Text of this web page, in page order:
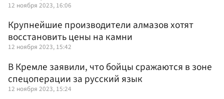
12 ноября 2023, 16:06
Крупнейшие производители алмазов хотят
восстановить цены на камни
12 ноября 2023, 15:42
В Кремле заявили, что бойцы сражаются в зоне
спецоперации за русский язык
12 ноября 2023, 15:24